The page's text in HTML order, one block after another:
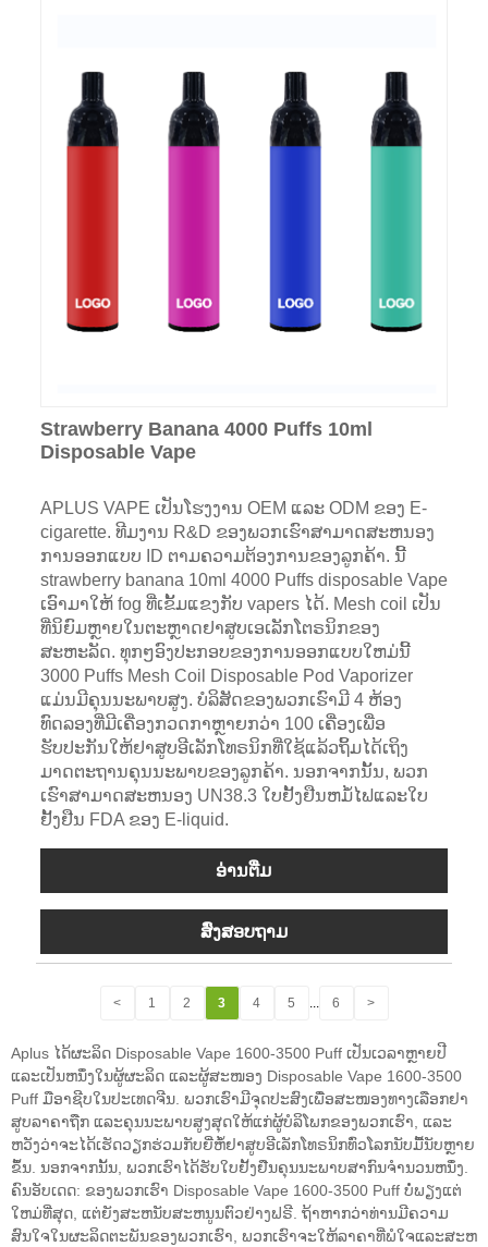
Strawberry Banana 4000 Puffs 10ml
Disposable Vape
APLUS VAPE ເປັນໂຮງງານ OEM ແລະ ODM ຂອງ E-
cigarette. ທີມງານ R&D ຂອງພວກເຮົາສາມາດສະຫນອງ
ການອອກແບບ ID ຕາມຄວາມຕ້ອງການຂອງລູກຄ້າ. ນີ້
strawberry banana 10ml 4000 Puffs disposable Vape
ເອົາມາໃຫ້ fog ທີ່ເຂັ້ມແຂງກັບ vapers ໄດ້. Mesh coil ເປັນ
ທີ່ນິຍົມຫຼາຍໃນຕະຫຼາດຢາສູບເອເລັກໂຕຣນິກຂອງ
ສະຫະລັດ. ທຸກໆອົງປະກອບຂອງການອອກແບບໃຫມ່ນີ້
3000 Puffs Mesh Coil Disposable Pod Vaporizer
ແມ່ນມີຄຸນນະພາບສູງ. ບໍລິສັດຂອງພວກເຮົາມີ 4 ຫ້ອງ
ທົດລອງທີ່ມີເຄື່ອງກວດກາຫຼາຍກວ່າ 100 ເຄື່ອງເພື່ອ
ຮັບປະກັນໃຫ້ຢາສູບອີເລັກໂທຣນິກທີ່ໃຊ້ແລ້ວຖິ້ມໄດ້ເຖິງ
ມາດຕະຖານຄຸນນະພາບຂອງລູກຄ້າ. ນອກຈາກນັ້ນ, ພວກ
ເຮົາສາມາດສະຫນອງ UN38.3 ໃບຢັ້ງຢືນຫມໍ້ໄຟແລະໃບ
ຢັ້ງຢືນ FDA ຂອງ E-liquid.
ອ່ານ​ຕື່ມ
ສົ່ງສອບຖາມ
< 1 2 3 4 5 ... 6 >
Aplus ໄດ້ຜະລິດ Disposable Vape 1600-3500 Puff ເປັນເວລາຫຼາຍປີ
ແລະເປັນຫນຶ່ງໃນຜູ້ຜະລິດ ແລະຜູ້ສະໜອງ Disposable Vape 1600-3500
Puff ມືອາຊີບໃນປະເທດຈີນ. ພວກເຮົາມີຈຸດປະສົງເພື່ອສະໜອງທາງເລືອກຢາ
ສູບລາຄາຖືກ ແລະຄຸນນະພາບສູງສຸດໃຫ້ແກ່ຜູ້ບໍລິໂພກຂອງພວກເຮົາ, ແລະ
ຫວັງວ່າຈະໄດ້ເຮັດວຽກຮ່ວມກັບຍີ່ຫໍ້ຢາສູບອີເລັກໂທຣນິກທົ່ວໂລກນັບມື້ນັບຫຼາຍ
ຂຶ້ນ. ນອກຈາກນັ້ນ, ພວກເຮົາໄດ້ຮັບໃບຢັ້ງຢືນຄຸນນະພາບສາກົນຈໍານວນຫນຶ່ງ.
ຄົນອັບເດດ: ຂອງພວກເຮົາ Disposable Vape 1600-3500 Puff ບໍ່ພຽງແຕ່
ໃຫມ່ທີ່ສຸດ, ແຕ່ຍັງສະຫນັບສະຫນູນຕົວຢ່າງຟຣີ. ຖ້າຫາກວ່າທ່ານມີຄວາມ
ສົນໃຈໃນຜະລິດຕະພັນຂອງພວກເຮົາ, ພວກເຮົາຈະໃຫ້ລາຄາທີ່ພໍໃຈແລະສະຫ